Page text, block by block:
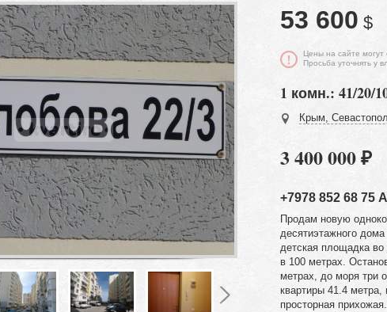
53 600 $
Цены на сайте могут
Просьба уточнять у
1 комн.: 41/20/
Крым,
3 400 000 ₽
+7978 852 68 75
Продам новую
десятиэтажного
детская площадка
в 100 метрах.
метрах, до моря три
квартиры 41.4 метра,
просторная